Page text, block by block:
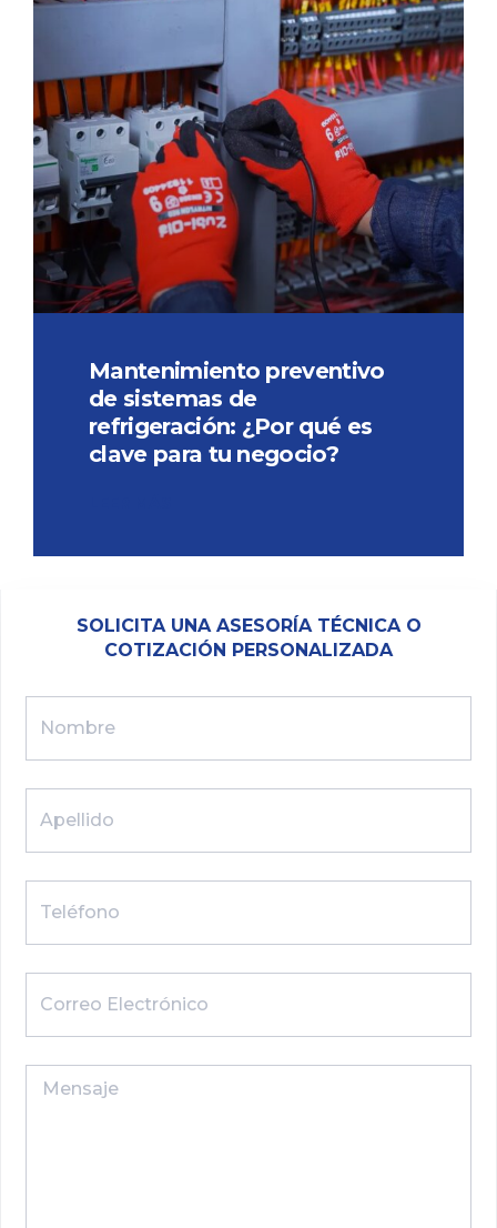
Mantenimiento preventivo
de sistemas de
refrigeración: ¿Por qué es
clave para tu negocio?
SOLICITA UNA ASESORÍA TÉCNICA O
COTIZACIÓN PERSONALIZADA